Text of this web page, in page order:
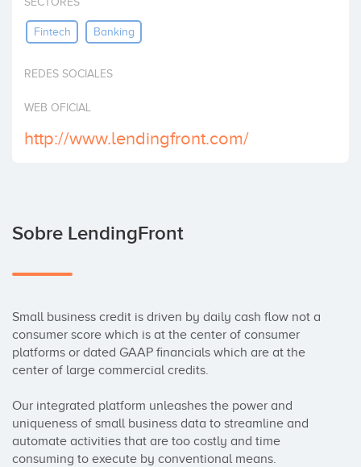
Fintech Banking
REDES SOCIALES
WEB OFICIAL
http://www.lendingfront.com/
Sobre LendingFront
Small business credit is driven by daily cash flow not a
consumer score which is at the center of consumer
platforms or dated GAAP financials which are at the
center of large commercial credits.
Our integrated platform unleashes the power and
uniqueness of small business data to streamline and
automate activities that are too costly and time
consuming to execute by conventional means.